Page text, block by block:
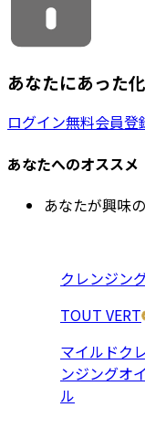
あなたにあった
ログイン無料会員登
あなたへのオススメ
あなたが興味
クレンジン
TOUT VERT
マイルドク
ンジングオイ
ル